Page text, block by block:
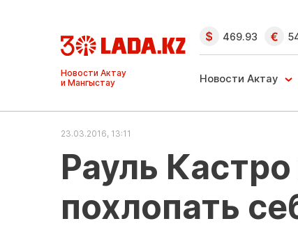
Ақтау және
Манғыстау
жаңалықтары
469.93
Новости Актау
23.03.2016, 13:11
Рауль
похлопать